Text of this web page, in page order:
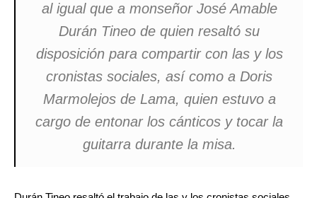
al igual que a monseñor José Amable
Durán Tineo de quien resaltó su
disposición para compartir con las y los
cronistas sociales, así como a Doris
Marmolejos de Lama, quien estuvo a
cargo de entonar los cánticos y tocar la
guitarra durante la misa.